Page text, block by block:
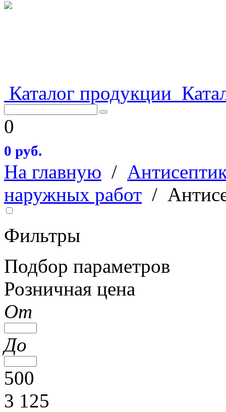
Каталог продукции
0
0 руб.
На главную /
наружных работ /
Фильтры
Подбор параметров
Розничная цена
От
До
500
3 125